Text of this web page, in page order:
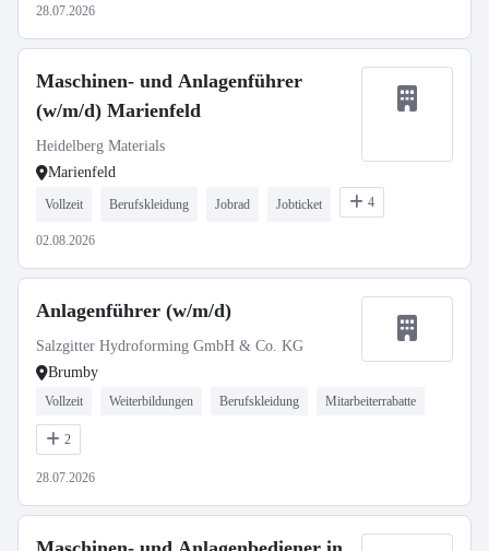
28.07.2026
Maschinen- und Anlagenführer
(w/m/d) Marienfeld
Heidelberg Materials
Marienfeld
Vollzeit Berufskleidung Jobrad Jobticket 4
02.08.2026
Anlagenführer (w/m/d)
Salzgitter Hydroforming GmbH & Co. KG
Brumby
Vollzeit Weiterbildungen Berufskleidung Mitarbeiterrabatte
2
28.07.2026